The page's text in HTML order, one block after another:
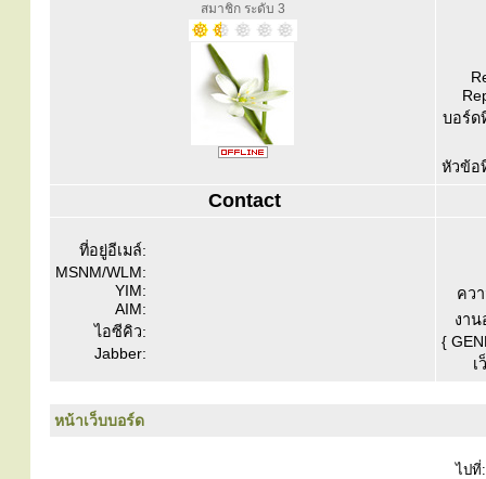
สมาชิก ระดับ 3
บอร์ด
หัวข้อ
Contact
ที่อยู่อีเมล์:
MSNM/WLM:
YIM:
AIM:
ไอซีคิว:
Jabber:
คว
งาน
{
เ
หน้าเว็บบอร์ด
ไปที่: